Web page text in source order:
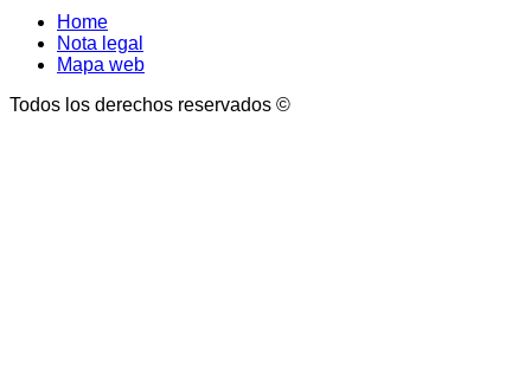
Home
Nota legal
Mapa web
Todos los derechos reservados ©